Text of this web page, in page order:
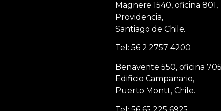
Magnere 1540, oficina 801,
Providencia,
Santiago de Chile.
Tel: 56 2 2757 4200
Benavente 550, oficina
Edificio Campanario,
Puerto Montt, Chile.